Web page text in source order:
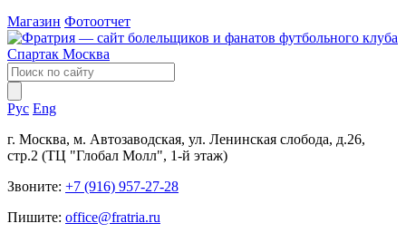
Магазин Фотоотчет
Рус Eng
г. Москва, м. Автозаводская, ул. Ленинская слобода, д.26,
стр.2 (ТЦ "Глобал Молл", 1-й этаж)
Звоните: +7 (916) 957-27-28
Пишите: office@fratria.ru